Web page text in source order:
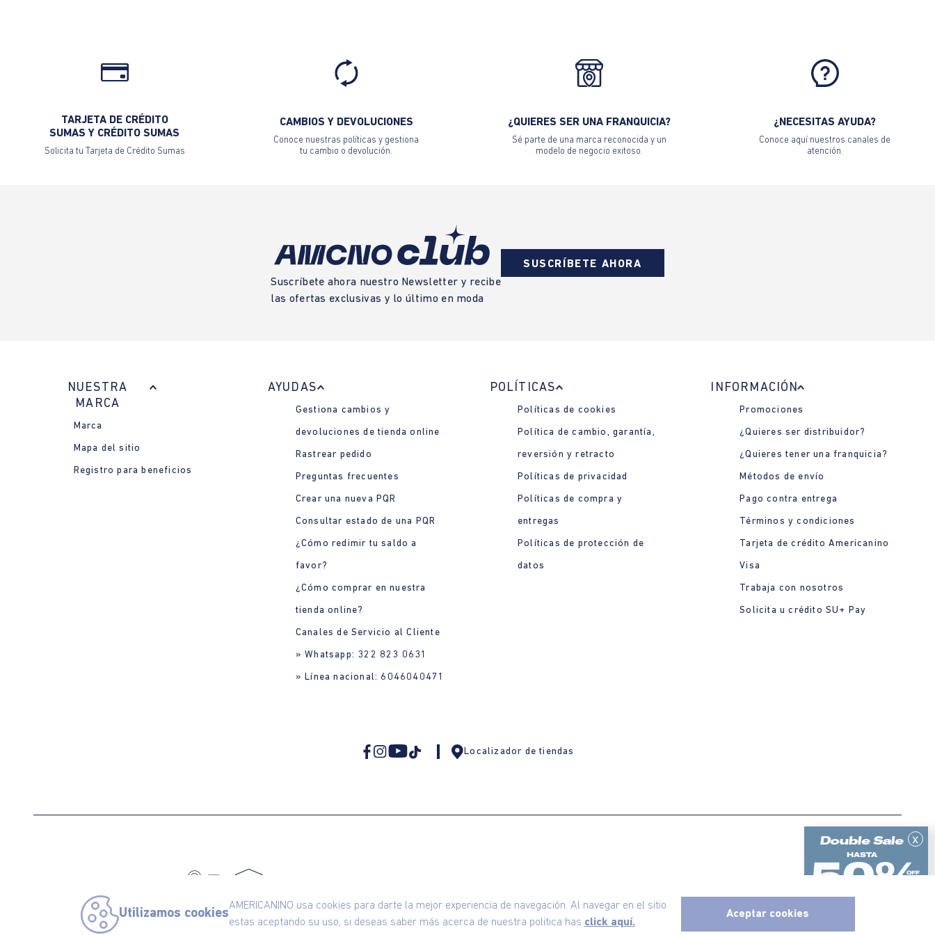
x
Utilizamos cookies
AMERICANINO usa cookies para darte la mejor experiencia de navegación. Al navegar en el sitio
estas aceptando su uso, si deseas saber más acerca de nuestra política has click aquí.
Aceptar cookies
TARJETA DE CRÉDITO
SUMAS Y CRÉDITO SUMAS
Solicita tu Tarjeta de Crédito Sumas
CAMBIOS Y DEVOLUCIONES
Conoce nuestras políticas y gestiona
tu cambio o devolución.
¿QUIERES SER UNA FRANQUICIA?
Sé parte de una marca reconocida y un
modelo de negocio exitoso.
¿NECESITAS AYUDA?
Conoce aquí nuestros canales de
atención.
Suscríbete ahora nuestro Newsletter y recibe
las ofertas exclusivas y lo último en moda
SUSCRÍBETE AHORA
NUESTRA
MARCA
Marca
Mapa del sitio
Registro para beneficios
AYUDAS
Gestiona cambios y
devoluciones de tienda online
Rastrear pedido
Preguntas frecuentes
Crear una nueva PQR
Consultar estado de una PQR
¿Cómo redimir tu saldo a
favor?
¿Cómo comprar en nuestra
tienda online?
Canales de Servicio al Cliente
» Whatsapp: 322 823 0631
» Línea nacional: 6046040471
POLÍTICAS
Políticas de cookies
Política de cambio, garantía,
reversión y retracto
Políticas de privacidad
Políticas de compra y
entregas
Políticas de protección de
datos
INFORMACIÓN
Promociones
¿Quieres ser distribuidor?
¿Quieres tener una franquicia?
Métodos de envío
Pago contra entrega
Términos y condiciones
Tarjeta de crédito Americanino
Visa
Trabaja con nosotros
Solicita u crédito SU+ Pay
Localizador de tiendas